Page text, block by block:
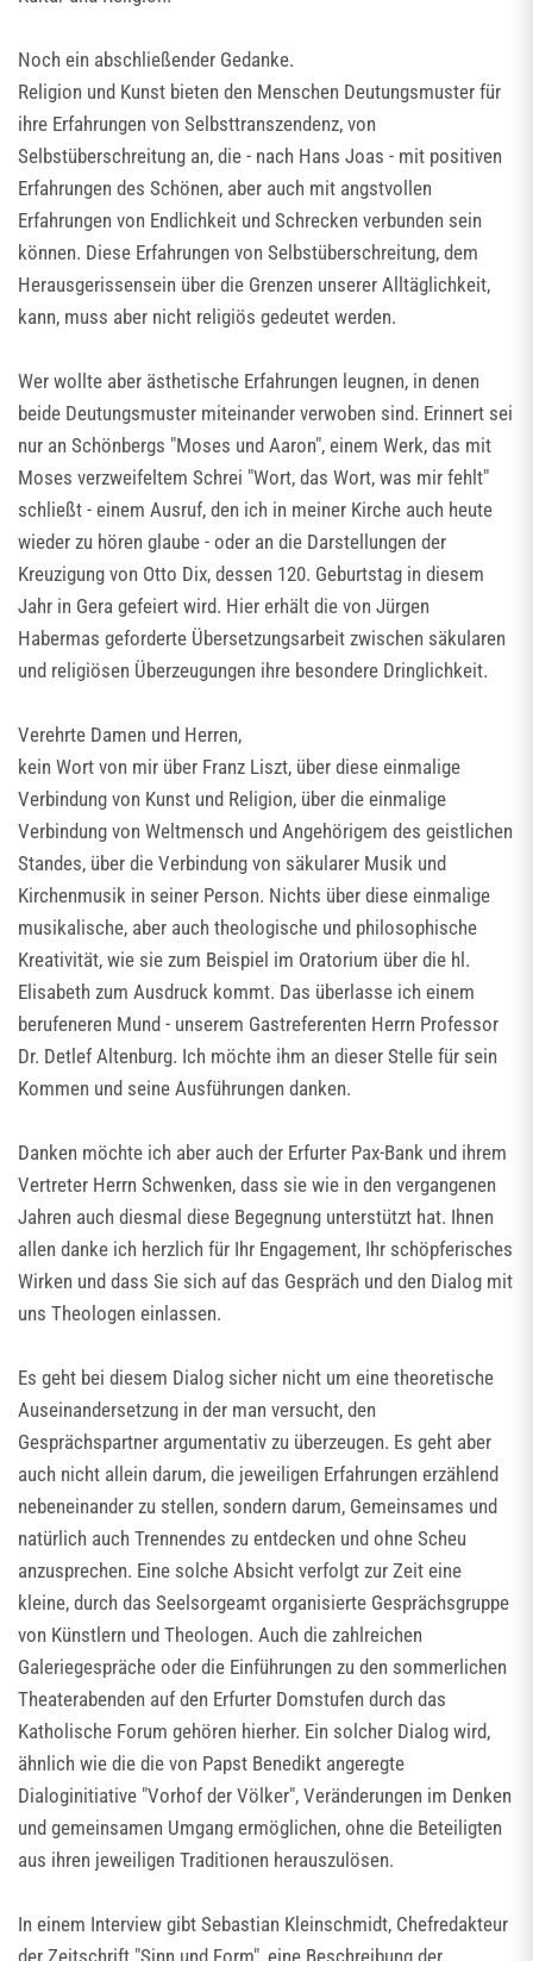
Noch ein abschließender Gedanke.
Religion und Kunst bieten den Menschen Deutungsmuster für
ihre Erfahrungen von Selbsttranszendenz, von
Selbstüberschreitung an, die - nach Hans Joas - mit positiven
Erfahrungen des Schönen, aber auch mit angstvollen
Erfahrungen von Endlichkeit und Schrecken verbunden sein
können. Diese Erfahrungen von Selbstüberschreitung, dem
Herausgerissensein über die Grenzen unserer Alltäglichkeit,
kann, muss aber nicht religiös gedeutet werden.
Wer wollte aber ästhetische Erfahrungen leugnen, in denen
beide Deutungsmuster miteinander verwoben sind. Erinnert sei
nur an Schönbergs "Moses und Aaron", einem Werk, das mit
Moses verzweifeltem Schrei "Wort, das Wort, was mir fehlt"
schließt - einem Ausruf, den ich in meiner Kirche auch heute
wieder zu hören glaube - oder an die Darstellungen der
Kreuzigung von Otto Dix, dessen 120. Geburtstag in diesem
Jahr in Gera gefeiert wird. Hier erhält die von Jürgen
Habermas geforderte Übersetzungsarbeit zwischen säkularen
und religiösen Überzeugungen ihre besondere Dringlichkeit.
Verehrte Damen und Herren,
kein Wort von mir über Franz Liszt, über diese einmalige
Verbindung von Kunst und Religion, über die einmalige
Verbindung von Weltmensch und Angehörigem des geistlichen
Standes, über die Verbindung von säkularer Musik und
Kirchenmusik in seiner Person. Nichts über diese einmalige
musikalische, aber auch theologische und philosophische
Kreativität, wie sie zum Beispiel im Oratorium über die hl.
Elisabeth zum Ausdruck kommt. Das überlasse ich einem
berufeneren Mund - unserem Gastreferenten Herrn Professor
Dr. Detlef Altenburg. Ich möchte ihm an dieser Stelle für sein
Kommen und seine Ausführungen danken.
Danken möchte ich aber auch der Erfurter Pax-Bank und ihrem
Vertreter Herrn Schwenken, dass sie wie in den vergangenen
Jahren auch diesmal diese Begegnung unterstützt hat. Ihnen
allen danke ich herzlich für Ihr Engagement, Ihr schöpferisches
Wirken und dass Sie sich auf das Gespräch und den Dialog mit
uns Theologen einlassen.
Es geht bei diesem Dialog sicher nicht um eine theoretische
Auseinandersetzung in der man versucht, den
Gesprächspartner argumentativ zu überzeugen. Es geht aber
auch nicht allein darum, die jeweiligen Erfahrungen erzählend
nebeneinander zu stellen, sondern darum, Gemeinsames und
natürlich auch Trennendes zu entdecken und ohne Scheu
anzusprechen. Eine solche Absicht verfolgt zur Zeit eine
kleine, durch das Seelsorgeamt organisierte Gesprächsgruppe
von Künstlern und Theologen. Auch die zahlreichen
Galeriegespräche oder die Einführungen zu den sommerlichen
Theaterabenden auf den Erfurter Domstufen durch das
Katholische Forum gehören hierher. Ein solcher Dialog wird,
ähnlich wie die die von Papst Benedikt angeregte
Dialoginitiative "Vorhof der Völker", Veränderungen im Denken
und gemeinsamen Umgang ermöglichen, ohne die Beteiligten
aus ihren jeweiligen Traditionen herauszulösen.
In einem Interview gibt Sebastian Kleinschmidt, Chefredakteur
der Zeitschrift "Sinn und Form", eine Beschreibung der